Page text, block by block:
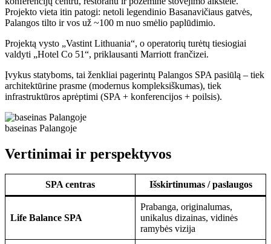
Projekto vieta itin patogi: netoli legendinio Basanavičiaus gatvės,
Palangos tilto ir vos už ~100 m nuo smėlio paplūdimio.
Projektą vysto „Vastint Lithuania“, o operatorių turėtų tiesiogiai
valdyti „Hotel Co 51“, priklausanti Marriott frančizei.
Įvykus statyboms, tai ženkliai pagerintų Palangos SPA pasiūlą – tiek
architektūrine prasme (modernus kompleksiškumas), tiek
infrastruktūros aprėptimi (SPA + konferencijos + poilsis).
baseinas Palangoje
Vertinimai ir perspektyvos
SPA centras Išskirtinumas / paslaugos
Life Balance SPA
Prabanga, originalumas,
unikalus dizainas, vidinės
ramybės vizija